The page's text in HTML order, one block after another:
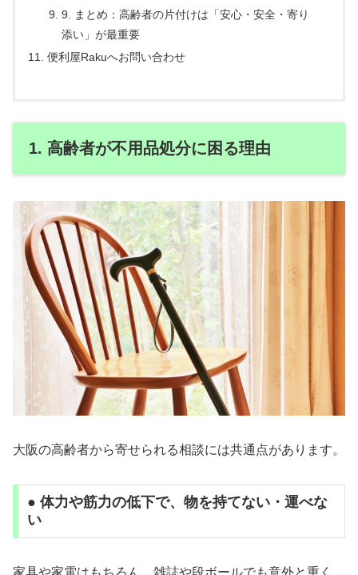
9. まとめ：高齢者の片付けは「安心・安全・寄り
添い」が最重要
便利屋Rakuへお問い合わせ
1. 高齢者が不用品処分に困る理由
大阪の高齢者から寄せられる相談には共通点があります。
● 体力や筋力の低下で、物を持てない・運べな
い